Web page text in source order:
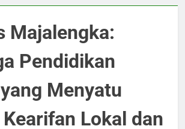
Majalengka:
Pendidikan
Menyatu
Lokal dan